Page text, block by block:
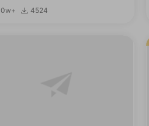
去聯機大廳挑戰其他玩家，并且發掘
玩法。 名稱: JUMP FORCE類型: 動
4524